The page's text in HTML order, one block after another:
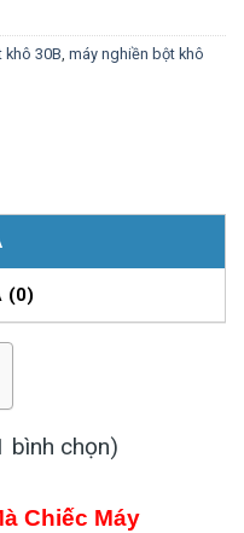
khô 30B, máy nghiền bột khô
(0)
bình chọn)
Chiếc Máy